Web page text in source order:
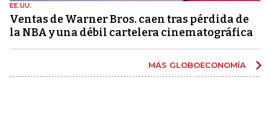
EE.UU.
Ventas de Warner Bros. caen tras pérdida de
la NBA y una débil cartelera cinematográfica
MÁS GLOBOECONOMÍA